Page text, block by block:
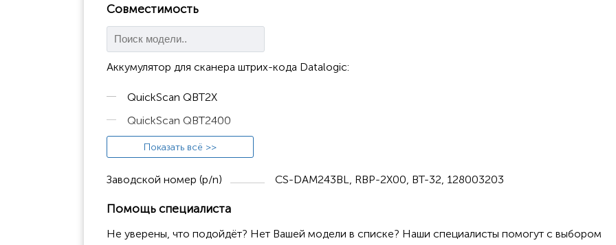
Совместимость
Аккумулятор для сканера штрих-кода Datalogic:
QuickScan QBT2X
QuickScan QBT2400
QBT2131
QuickScan QBT2101
QBT2430
Показать всё >>
Заводской номер (p/n) CS-DAM243BL, RBP-2X00, BT-32, 128003203
Помощь специалиста
Не уверены, что подойдёт? Нет Вашей модели в списке? Наши специалисты помогут с выбором